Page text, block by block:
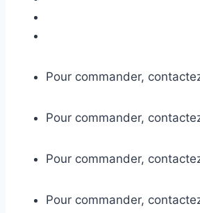
Pour commander,
Pour commander,
Pour commander,
Pour commander,